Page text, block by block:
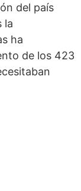
del país
la
ha
de los 423